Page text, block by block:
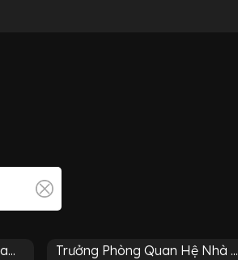
Trưởng Phòng Quan Hệ Nhà ...